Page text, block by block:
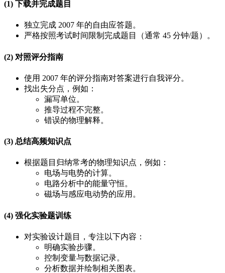
(1) 下载并完成题目
独立完成 2007 年的自由应答题。
严格按照考试时间限制完成题目（通常 45 分钟/题）。
(2) 对照评分指南
使用 2007 年的评分指南对答案进行自我评分。
找出失分点，例如：
漏写单位。
推导过程不完整。
错误的物理解释。
(3) 总结高频知识点
根据题目归纳常考的物理知识点，例如：
电场与电势的计算。
电路分析中的能量守恒。
磁场与感应电动势的应用。
(4) 强化实验题训练
对实验设计题目，专注以下内容：
明确实验步骤。
控制变量与数据记录。
分析数据并绘制相关图表。